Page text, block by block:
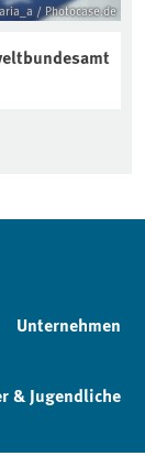
/ Photocase.de
Unternehmen
& Jugendliche